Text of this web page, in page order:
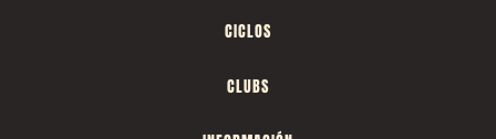
CICLOS
CLUBS